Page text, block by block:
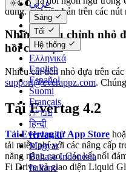
عربي
Català
Čeština
Dansk
Deutsch
Ελληνικά
English
Español
Suomi
Français
עברית
हिन्दी
Hrvatski
Magyar
Bahasa Indonesia
Italiano
Sáng
Tối
Hệ thống
dùng. Đặt văn bản trên các
Những điều chỉnh nhỏ
hồi của bạn
Nhiều cải tiến nhỏ dựa trên
support@everappz.com.
Tải Evertag 4.2
Tải Evertag từ App Store
tải miễn phí với các nâng cấp
năng nâng cao. Các kết nối
Fi Drive và giao diện Liquid